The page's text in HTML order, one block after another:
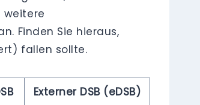
weitere
Finden Sie hieraus,
fallen sollte.
Externer DSB (eDSB)